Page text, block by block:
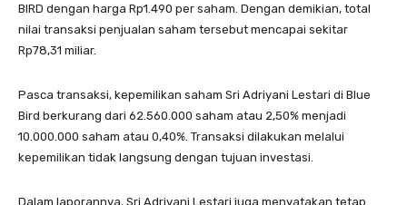
BIRD dengan harga Rp1.490 per saham. Dengan demikian, total
nilai transaksi penjualan saham tersebut mencapai sekitar
Rp78,31 miliar.
Pasca transaksi, kepemilikan saham Sri Adriyani Lestari di Blue
Bird berkurang dari 62.560.000 saham atau 2,50% menjadi
10.000.000 saham atau 0,40%. Transaksi dilakukan melalui
kepemilikan tidak langsung dengan tujuan investasi.
Dalam laporannya, Sri Adriyani Lestari juga menyatakan tetap